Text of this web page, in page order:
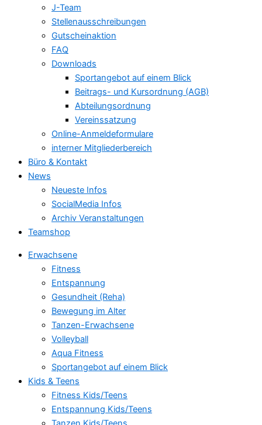
J-Team
Stellenausschreibungen
Gutscheinaktion
FAQ
Downloads
Sportangebot auf einem Blick
Beitrags- und Kursordnung (AGB)
Abteilungsordnung
Vereinssatzung
Online-Anmeldeformulare
interner Mitgliederbereich
Büro & Kontakt
News
Neueste Infos
SocialMedia Infos
Archiv Veranstaltungen
Teamshop
Erwachsene
Fitness
Entspannung
Gesundheit (Reha)
Bewegung im Alter
Tanzen-Erwachsene
Volleyball
Aqua Fitness
Sportangebot auf einem Blick
Kids & Teens
Fitness Kids/Teens
Entspannung Kids/Teens